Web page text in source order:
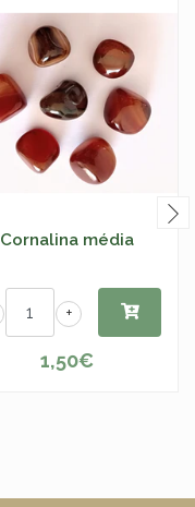
Cornalina média
+
1,50€